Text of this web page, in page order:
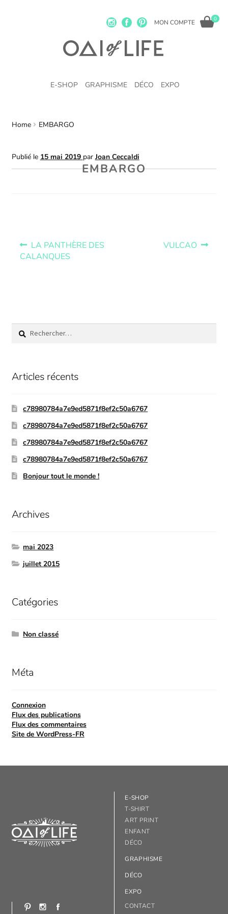
MON COMPTE 0
E-SHOP GRAPHISME DÉCO EXPO
Home EMBARGO
Publié le 15 mai 2019 parJoan Ceccaldi
EMBARGO
LA PANTHÈRE DES
CALANQUES
VULCAO
Articles récents
c78980784a7e9ed5871f8ef2c50a6767
c78980784a7e9ed5871f8ef2c50a6767
c78980784a7e9ed5871f8ef2c50a6767
c78980784a7e9ed5871f8ef2c50a6767
Bonjour tout le monde !
Archives
mai 2023
juillet 2015
Catégories
Non classé
Méta
Connexion
Flux des publications
Flux des commentaires
Site de WordPress-FR
E-SHOP
T-SHIRT
ART PRINT
ENFANT
DÉCO
GRAPHISME
DÉCO
EXPO
CONTACT